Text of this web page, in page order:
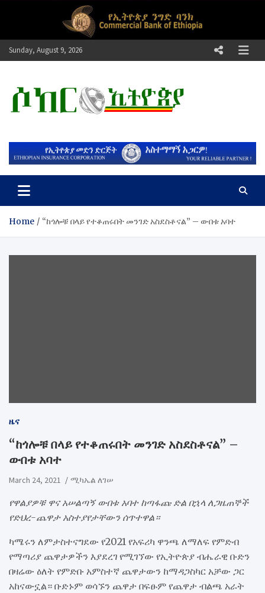
Sunday, August 9, 2026
ሶከር ኢትዮጵያ
Home “ከጎሎቹ በላይ የተቆጠሩበት መንገድ አስደስቶናል” – ውበቱ አባተ
ዜና
“ከጎሎቹ በላይ የተቆጠሩበት መንገድ አስደስቶናል” –
ውበቱ አባተ
March 24, 2021 ሚካኤል ለገሠ
የዋልያዎቹ ዋና አሠልጣኝ ውበቱ አባተ ከጣፋጩ ድል በኋላ ለጋዜጠኞች
የድህረ-ጨዋታ አስተያየታቸውን ሰጥተዋል።
ካሜሩን ለምታስተናግደው የ2021 የአፍሪካ ዋንጫ ለማለፍ የምድብ
የማጣሪያ ጨዋታዎችን እያደረገ የሚገኘው የኢትዮጵያ ብሔራዊ ቡድን
በዛሬው ዕለት የምድቡ አምስተኛ ጨዋታውን ከማዳጋስካር አቻው ጋር
አከናውኗል። ቡድኑም ወሳኙን ጨዋታ በፍፁም የጨዋታ ብልጫ አራት